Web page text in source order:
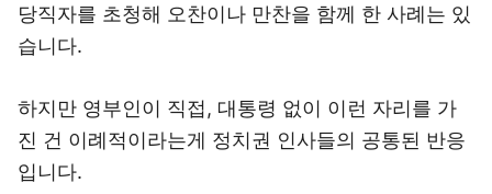
당직자를 초청해 오찬이나 만찬을 함께 한 사례는 있
습니다.
하지만 영부인이 직접, 대통령 없이 이런 자리를 가
진 건 이례적이라는게 정치권 인사들의 공통된 반응
입니다.